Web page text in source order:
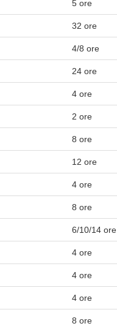
5 ore
32 ore
4/8 ore
24 ore
4 ore
2 ore
8 ore
12 ore
4 ore
8 ore
6/10/14 ore
4 ore
4 ore
4 ore
8 ore